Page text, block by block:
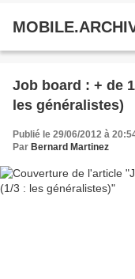
Job board : + de
les généralistes)
Publié le 29/06/2012 à
Par Bernard Martinez